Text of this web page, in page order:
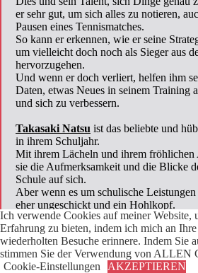
er sehr gut, um sich alles zu notieren,
Pausen eines Tennismatches.
So kann er erkennen, wie er seine
um vielleicht doch noch als Sieger aus
hervorzugehen.
Und wenn er doch verliert, helfen ihm
Daten, etwas Neues in seinem Training
und sich zu verbessern.
Takasaki Natsu ist das beliebte und
in ihrem Schuljahr.
Mit ihrem Lächeln und ihrem fröhlichen
sie die Aufmerksamkeit und die Blicke
Schule auf sich.
Aber wenn es um schulische Leistungen
eher ungeschickt und ein Hohlkopf.
Das ändert sich jedoch, wenn sie in
Sie gilt als talentierte Tennisspielerin
regelmäßig mit ihren Können auf dem
insbesondereMaruo Eiichirou.
Ihr sportlicher Ehrgeiz und ihre Disziplin
Ich verwende Cookies auf meiner Website,
Erfahrung zu bieten, indem ich mich an
wiederholten Besuche erinnere. Indem Sie
stimmen Sie der Verwendung von ALLEN
Cookie-Einstellungen
AKZEPTIEREN